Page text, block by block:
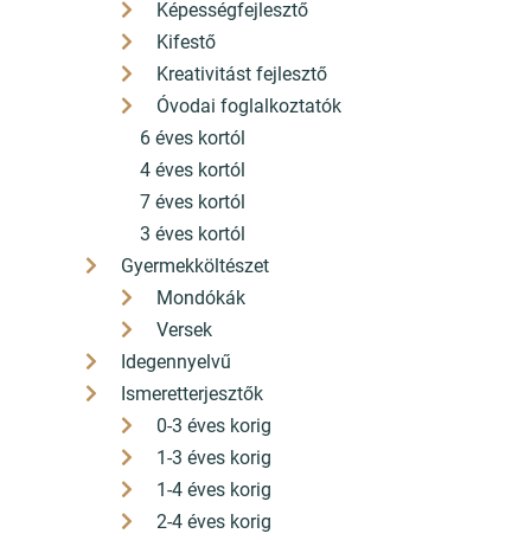
Képességfejlesztő
Kifestő
Kreativitást fejlesztő
Óvodai foglalkoztatók
6 éves kortól
4 éves kortól
7 éves kortól
3 éves kortól
Gyermekköltészet
Mondókák
Versek
Idegennyelvű
Ismeretterjesztők
0-3 éves korig
1-3 éves korig
1-4 éves korig
2-4 éves korig